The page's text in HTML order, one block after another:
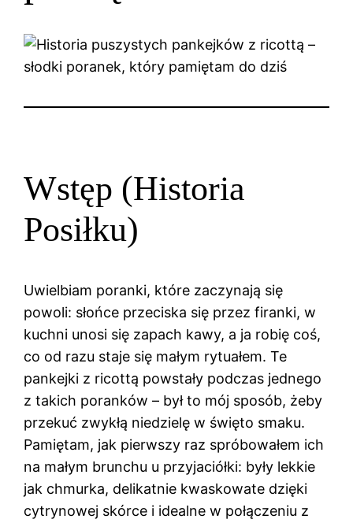
Wstęp (Historia
Posiłku)
Uwielbiam poranki, które zaczynają się
powoli: słońce przeciska się przez firanki, w
kuchni unosi się zapach kawy, a ja robię coś,
co od razu staje się małym rytuałem. Te
pankejki z ricottą powstały podczas jednego
z takich poranków – był to mój sposób, żeby
przekuć zwykłą niedzielę w święto smaku.
Pamiętam, jak pierwszy raz spróbowałem ich
na małym brunchu u przyjaciółki: były lekkie
jak chmurka, delikatnie kwaskowate dzięki
cytrynowej skórce i idealne w połączeniu z